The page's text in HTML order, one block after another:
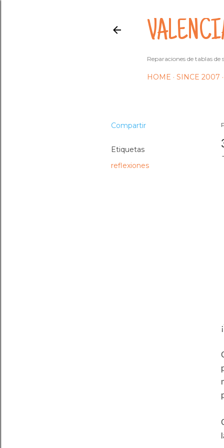
Reparaciones de tablas
HOME SINCE 2007
Compartir
Etiquetas
reflexiones